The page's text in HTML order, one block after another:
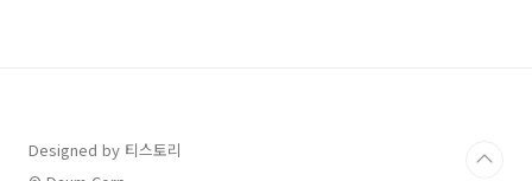
Designed by 티스토리